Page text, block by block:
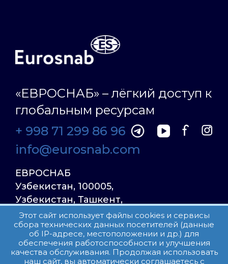
«ЕВРОСНАБ» – лёгкий доступ к
глобальным ресурсам
+ 998 71 299 86 96
info@eurosnab.com
ЕВРОСНАБ
Узбекистан, 100005,
Узбекистан, Ташкент,
Улица Фаргона Йули
23, дом 31
Все права защищены.
Этот сайт использует файлы cookies и сервисы
сбора технических данных посетителей (данные
об IP-адресе, местоположении и др.) для
обеспечения работоспособности и улучшения
качества обслуживания. Продолжая использовать
наш сайт, вы автоматически соглашаетесь с